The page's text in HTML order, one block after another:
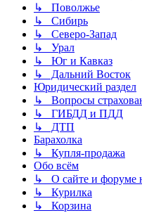
↳ Поволжье
↳ Сибирь
↳ Северо-Запад
↳ Урал
↳ Юг и Кавказ
↳ Дальний Восток
Юридический раздел
↳ Вопросы
↳ ГИБДД и ПДД
↳ ДТП
Барахолка
↳ Купля-продажа
Обо всём
↳ О сайте и форуме
↳ Курилка
↳ Корзина